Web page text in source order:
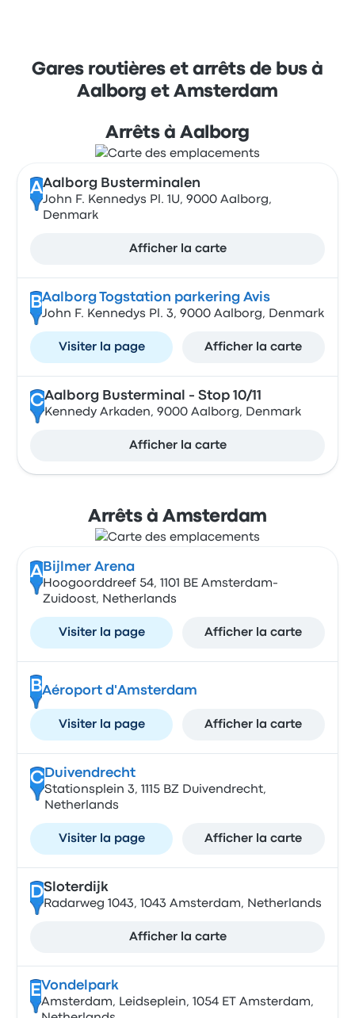
Gares routières et arrêts de bus à
Aalborg et Amsterdam
Arrêts à Aalborg
AAalborg Busterminalen
John F. Kennedys Pl. 1U, 9000 Aalborg,
Denmark
Afficher la carte
BAalborg Togstation parkering Avis
John F. Kennedys Pl. 3, 9000 Aalborg, Denmark
Visiter la page Afficher la carte
CAalborg Busterminal - Stop 10/11
Kennedy Arkaden, 9000 Aalborg, Denmark
Afficher la carte
Arrêts à Amsterdam
A Bijlmer Arena
Hoogoorddreef 54, 1101 BE Amsterdam-
Zuidoost, Netherlands
Visiter la page Afficher la carte
BAéroport d'Amsterdam
Visiter la page Afficher la carte
CDuivendrecht
Stationsplein 3, 1115 BZ Duivendrecht,
Netherlands
Visiter la page Afficher la carte
DSloterdijk
Radarweg 1043, 1043 Amsterdam, Netherlands
Afficher la carte
EVondelpark
Amsterdam, Leidseplein, 1054 ET Amsterdam,